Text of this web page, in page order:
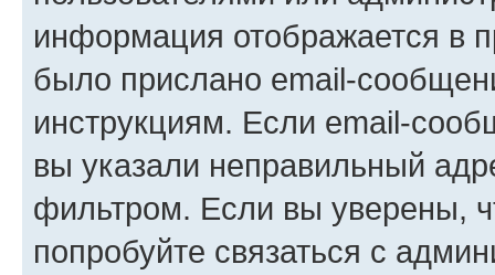
информация отображается в
было прислано email-
инструкциям. Если email-
вы указали неправильный
фильтром. Если вы уверены,
попробуйте связаться с